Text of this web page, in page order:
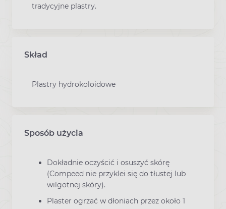
tradycyjne plastry.
Skład
Plastry hydrokoloidowe
Sposób użycia
Dokładnie oczyścić i osuszyć skórę
(Compeed nie przyklei się do tłustej lub
wilgotnej skóry).
Plaster ogrzać w dłoniach przez około 1